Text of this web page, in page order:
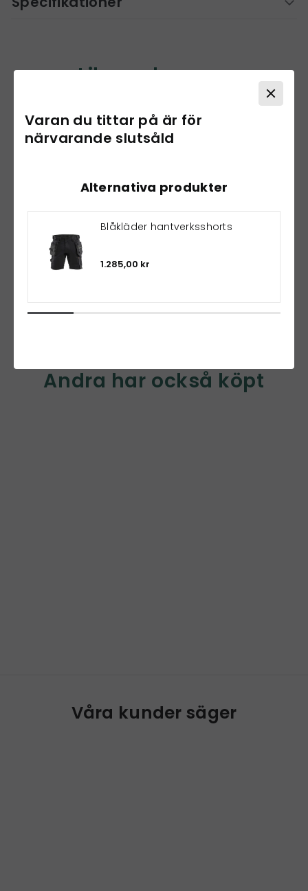
Liknande varor
Andra har också köpt
Varan du tittar på är för
närvarande slutsåld
Alternativa produkter
Blåkläder hantverksshorts
1.285,00 kr
Våra kunder säger